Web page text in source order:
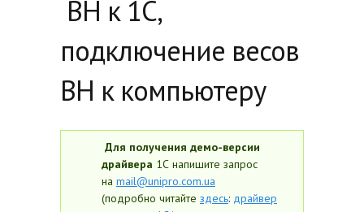
ВН к 1С,
подключение весов
ВН к компьютеру
Для получения демо-версии
драйвера 1С напишите запрос
на mail@unipro.com.ua
(подробно читайте здесь: драйвер